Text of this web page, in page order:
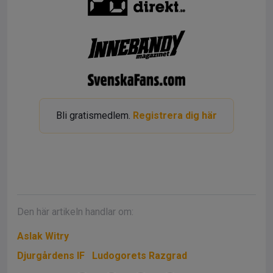
Bli gratismedlem. Registrera dig här
Den här artikeln handlar om:
Aslak Witry
Djurgårdens IF
Ludogorets Razgrad